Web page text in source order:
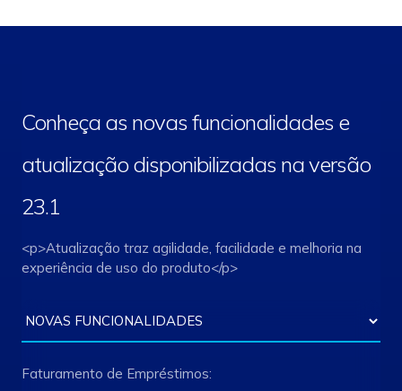
Conheça as novas funcionalidades e
atualização disponibilizadas na versão
23.1
<p>Atualização traz agilidade, facilidade e melhoria na
experiência de uso do produto</p>
Faturamento de Empréstimos: